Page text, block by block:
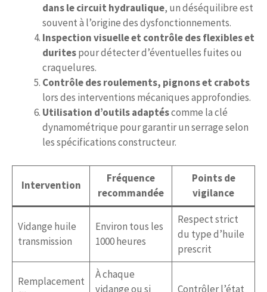
dans le circuit hydraulique, un déséquilibre est
souvent à l’origine des dysfonctionnements.
Inspection visuelle et contrôle des flexibles et
duritespour détecter d’éventuelles fuites ou
craquelures.
Contrôle des roulements, pignons et crabots
lors des interventions mécaniques approfondies.
Utilisation d’outils adaptéscomme la clé
dynamométrique pour garantir un serrage selon
les spécifications constructeur.
Intervention
Fréquence
recommandée
Points de
vigilance
Vidange huile
transmission
Environ tous les
1000 heures
Respect strict
du type d’huile
prescrit
Remplacement
À chaque
vidange ou si
Contrôler l’état